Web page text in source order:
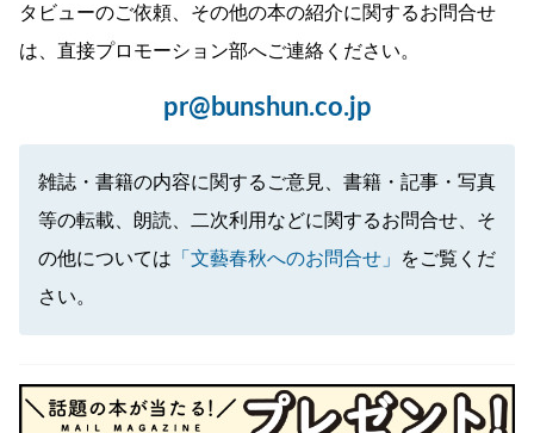
タビューのご依頼、その他の本の紹介に関するお問合せ
は、直接プロモーション部へご連絡ください。
pr@bunshun.co.jp
雑誌・書籍の内容に関するご意見、書籍・記事・写真
等の転載、朗読、二次利用などに関するお問合せ、そ
の他については 「文藝春秋へのお問合せ」
をご覧くだ
さい。